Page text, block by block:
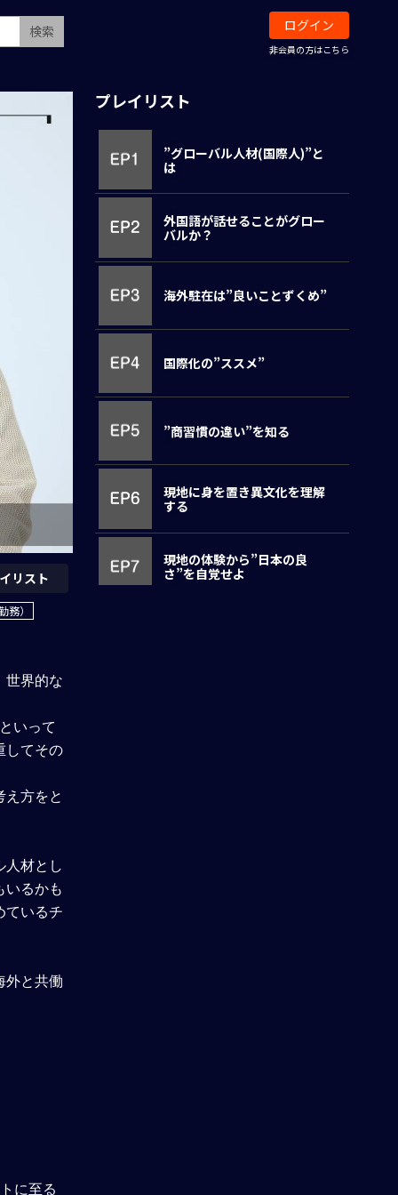
検索 ログイン
非会員の方はこちら
リスト
）
世界的な
いって
してその
え方をと
人材とし
いるかも
ているチ
外と共働
に至る
プレイリスト
”グローバル人材(国際人)”と
は
外国語が話せることがグロー
バルか？
海外駐在は”良いことずくめ”
国際化の”ススメ”
”商習慣の違い”を知る
現地に身を置き異文化を理解
する
現地の体験から”日本の良
さ”を自覚せよ